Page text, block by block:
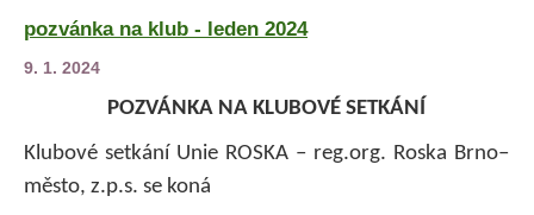
pozvánka na klub - leden 2024
9. 1. 2024
POZVÁNKA NA KLUBOVÉ SETKÁNÍ
Klubové setkání Unie ROSKA – reg.org. Roska Brno–
město, z.p.s. se koná